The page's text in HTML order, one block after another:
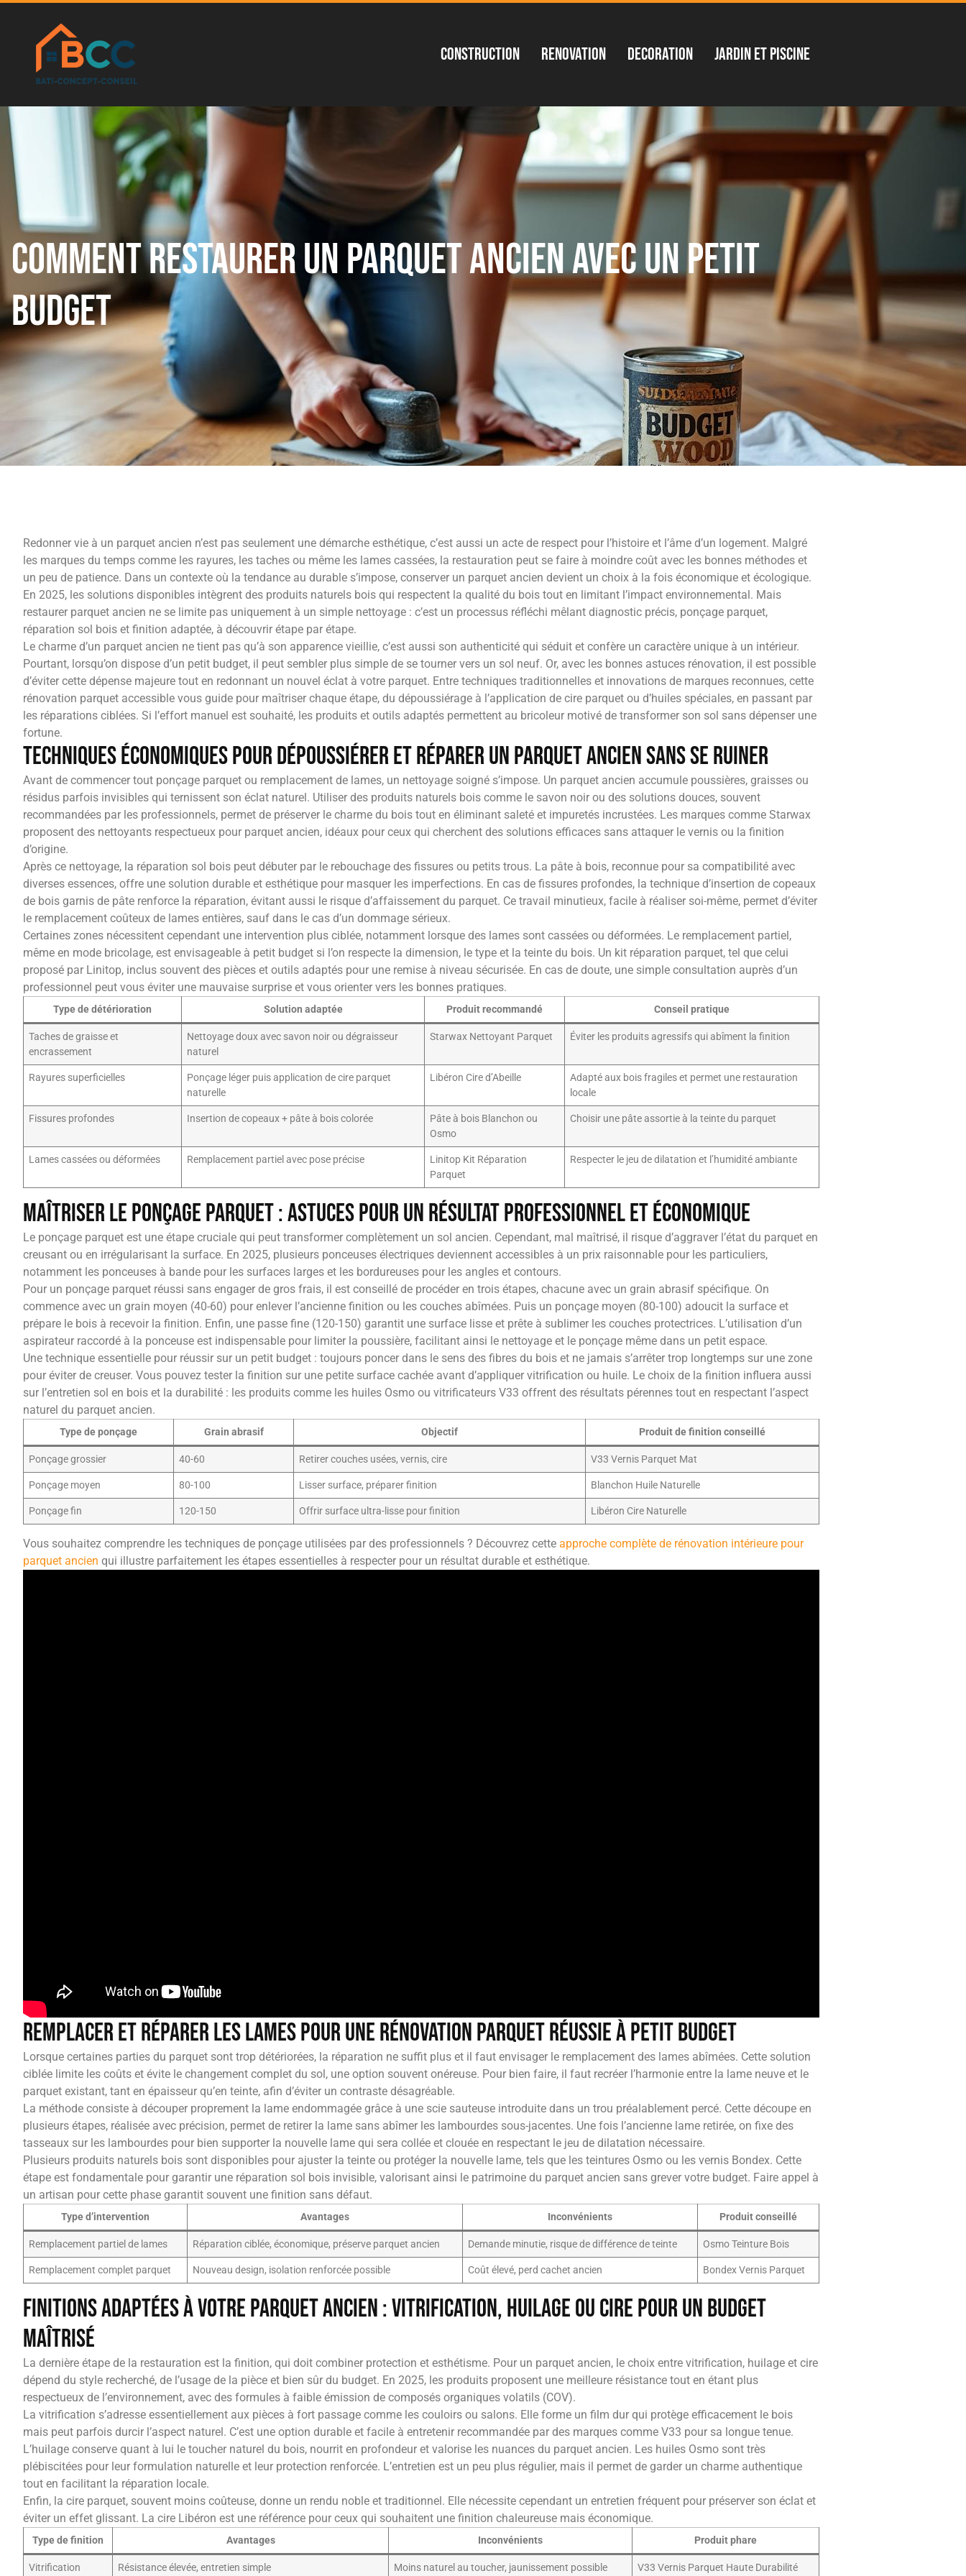
Construction Renovation Decoration Jardin et piscine
Comment restaurer un parquet ancien avec un petit
budget
Redonner vie à un parquet ancien n’est pas seulement une démarche esthétique, c’est aussi un acte de respect pour l’histoire et l’âme d’un logement. Malgré
les marques du temps comme les rayures, les taches ou même les lames cassées, la restauration peut se faire à moindre coût avec les bonnes méthodes et
un peu de patience. Dans un contexte où la tendance au durable s’impose, conserver un parquet ancien devient un choix à la fois économique et écologique.
En 2025, les solutions disponibles intègrent des produits naturels bois qui respectent la qualité du bois tout en limitant l’impact environnemental. Mais
restaurer parquet ancien ne se limite pas uniquement à un simple nettoyage : c’est un processus réfléchi mêlant diagnostic précis, ponçage parquet,
réparation sol bois et finition adaptée, à découvrir étape par étape.
Le charme d’un parquet ancien ne tient pas qu’à son apparence vieillie, c’est aussi son authenticité qui séduit et confère un caractère unique à un intérieur.
Pourtant, lorsqu’on dispose d’un petit budget, il peut sembler plus simple de se tourner vers un sol neuf. Or, avec les bonnes astuces rénovation, il est possible
d’éviter cette dépense majeure tout en redonnant un nouvel éclat à votre parquet. Entre techniques traditionnelles et innovations de marques reconnues, cette
rénovation parquet accessible vous guide pour maîtriser chaque étape, du dépoussiérage à l’application de cire parquet ou d’huiles spéciales, en passant par
les réparations ciblées. Si l’effort manuel est souhaité, les produits et outils adaptés permettent au bricoleur motivé de transformer son sol sans dépenser une
fortune.
Techniques économiques pour dépoussiérer et réparer un parquet ancien sans se ruiner
Avant de commencer tout ponçage parquet ou remplacement de lames, un nettoyage soigné s’impose. Un parquet ancien accumule poussières, graisses ou
résidus parfois invisibles qui ternissent son éclat naturel. Utiliser des produits naturels bois comme le savon noir ou des solutions douces, souvent
recommandées par les professionnels, permet de préserver le charme du bois tout en éliminant saleté et impuretés incrustées. Les marques comme Starwax
proposent des nettoyants respectueux pour parquet ancien, idéaux pour ceux qui cherchent des solutions efficaces sans attaquer le vernis ou la finition
d’origine.
Après ce nettoyage, la réparation sol bois peut débuter par le rebouchage des fissures ou petits trous. La pâte à bois, reconnue pour sa compatibilité avec
diverses essences, offre une solution durable et esthétique pour masquer les imperfections. En cas de fissures profondes, la technique d’insertion de copeaux
de bois garnis de pâte renforce la réparation, évitant aussi le risque d’affaissement du parquet. Ce travail minutieux, facile à réaliser soi-même, permet d’éviter
le remplacement coûteux de lames entières, sauf dans le cas d’un dommage sérieux.
Certaines zones nécessitent cependant une intervention plus ciblée, notamment lorsque des lames sont cassées ou déformées. Le remplacement partiel,
même en mode bricolage, est envisageable à petit budget si l’on respecte la dimension, le type et la teinte du bois. Un kit réparation parquet, tel que celui
proposé par Linitop, inclus souvent des pièces et outils adaptés pour une remise à niveau sécurisée. En cas de doute, une simple consultation auprès d’un
professionnel peut vous éviter une mauvaise surprise et vous orienter vers les bonnes pratiques.
Type de détérioration Solution adaptée Produit recommandé Conseil pratique
Taches de graisse et
encrassement
Nettoyage doux avec savon noir ou dégraisseur
naturel
Starwax Nettoyant Parquet Éviter les produits agressifs qui abîment la finition
Rayures superficielles
Ponçage léger puis application de cire parquet
naturelle
Libéron Cire d’Abeille
Adapté aux bois fragiles et permet une restauration
locale
Fissures profondes Insertion de copeaux + pâte à bois colorée
Pâte à bois Blanchon ou
Osmo
Choisir une pâte assortie à la teinte du parquet
Lames cassées ou déformées Remplacement partiel avec pose précise
Linitop Kit Réparation
Parquet
Respecter le jeu de dilatation et l’humidité ambiante
Maîtriser le ponçage parquet : astuces pour un résultat professionnel et économique
Le ponçage parquet est une étape cruciale qui peut transformer complètement un sol ancien. Cependant, mal maîtrisé, il risque d’aggraver l’état du parquet en
creusant ou en irrégularisant la surface. En 2025, plusieurs ponceuses électriques deviennent accessibles à un prix raisonnable pour les particuliers,
notamment les ponceuses à bande pour les surfaces larges et les bordureuses pour les angles et contours.
Pour un ponçage parquet réussi sans engager de gros frais, il est conseillé de procéder en trois étapes, chacune avec un grain abrasif spécifique. On
commence avec un grain moyen (40-60) pour enlever l’ancienne finition ou les couches abîmées. Puis un ponçage moyen (80-100) adoucit la surface et
prépare le bois à recevoir la finition. Enfin, une passe fine (120-150) garantit une surface lisse et prête à sublimer les couches protectrices. L’utilisation d’un
aspirateur raccordé à la ponceuse est indispensable pour limiter la poussière, facilitant ainsi le nettoyage et le ponçage même dans un petit espace.
Une technique essentielle pour réussir sur un petit budget : toujours poncer dans le sens des fibres du bois et ne jamais s’arrêter trop longtemps sur une zone
pour éviter de creuser. Vous pouvez tester la finition sur une petite surface cachée avant d’appliquer vitrification ou huile. Le choix de la finition influera aussi
sur l’entretien sol en bois et la durabilité : les produits comme les huiles Osmo ou vitrificateurs V33 offrent des résultats pérennes tout en respectant l’aspect
naturel du parquet ancien.
Type de ponçage Grain abrasif Objectif Produit de finition conseillé
Ponçage grossier 40-60 Retirer couches usées, vernis, cire V33 Vernis Parquet Mat
Ponçage moyen 80-100 Lisser surface, préparer finition Blanchon Huile Naturelle
Ponçage fin 120-150 Offrir surface ultra-lisse pour finition Libéron Cire Naturelle
Vous souhaitez comprendre les techniques de ponçage utilisées par des professionnels ? Découvrez cette approche complète de rénovation intérieure pour
parquet ancien qui illustre parfaitement les étapes essentielles à respecter pour un résultat durable et esthétique.
Remplacer et réparer les lames pour une rénovation parquet réussie à petit budget
Lorsque certaines parties du parquet sont trop détériorées, la réparation ne suffit plus et il faut envisager le remplacement des lames abîmées. Cette solution
ciblée limite les coûts et évite le changement complet du sol, une option souvent onéreuse. Pour bien faire, il faut recréer l’harmonie entre la lame neuve et le
parquet existant, tant en épaisseur qu’en teinte, afin d’éviter un contraste désagréable.
La méthode consiste à découper proprement la lame endommagée grâce à une scie sauteuse introduite dans un trou préalablement percé. Cette découpe en
plusieurs étapes, réalisée avec précision, permet de retirer la lame sans abîmer les lambourdes sous-jacentes. Une fois l’ancienne lame retirée, on fixe des
tasseaux sur les lambourdes pour bien supporter la nouvelle lame qui sera collée et clouée en respectant le jeu de dilatation nécessaire.
Plusieurs produits naturels bois sont disponibles pour ajuster la teinte ou protéger la nouvelle lame, tels que les teintures Osmo ou les vernis Bondex. Cette
étape est fondamentale pour garantir une réparation sol bois invisible, valorisant ainsi le patrimoine du parquet ancien sans grever votre budget. Faire appel à
un artisan pour cette phase garantit souvent une finition sans défaut.
Type d’intervention Avantages Inconvénients Produit conseillé
Remplacement partiel de lames Réparation ciblée, économique, préserve parquet ancien Demande minutie, risque de différence de teinte Osmo Teinture Bois
Remplacement complet parquet Nouveau design, isolation renforcée possible Coût élevé, perd cachet ancien Bondex Vernis Parquet
Finitions adaptées à votre parquet ancien : vitrification, huilage ou cire pour un budget
maîtrisé
La dernière étape de la restauration est la finition, qui doit combiner protection et esthétisme. Pour un parquet ancien, le choix entre vitrification, huilage et cire
dépend du style recherché, de l’usage de la pièce et bien sûr du budget. En 2025, les produits proposent une meilleure résistance tout en étant plus
respectueux de l’environnement, avec des formules à faible émission de composés organiques volatils (COV).
La vitrification s’adresse essentiellement aux pièces à fort passage comme les couloirs ou salons. Elle forme un film dur qui protège efficacement le bois
mais peut parfois durcir l’aspect naturel. C’est une option durable et facile à entretenir recommandée par des marques comme V33 pour sa longue tenue.
L’huilage conserve quant à lui le toucher naturel du bois, nourrit en profondeur et valorise les nuances du parquet ancien. Les huiles Osmo sont très
plébiscitées pour leur formulation naturelle et leur protection renforcée. L’entretien est un peu plus régulier, mais il permet de garder un charme authentique
tout en facilitant la réparation locale.
Enfin, la cire parquet, souvent moins coûteuse, donne un rendu noble et traditionnel. Elle nécessite cependant un entretien fréquent pour préserver son éclat et
éviter un effet glissant. La cire Libéron est une référence pour ceux qui souhaitent une finition chaleureuse mais économique.
Type de finition Avantages Inconvénients Produit phare
Vitrification Résistance élevée, entretien simple Moins naturel au toucher, jaunissement possible V33 Vernis Parquet Haute Durabilité